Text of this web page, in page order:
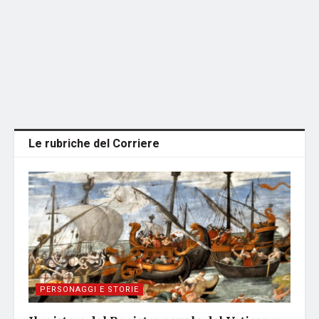
Le rubriche del Corriere
PERSONAGGI E STORIE